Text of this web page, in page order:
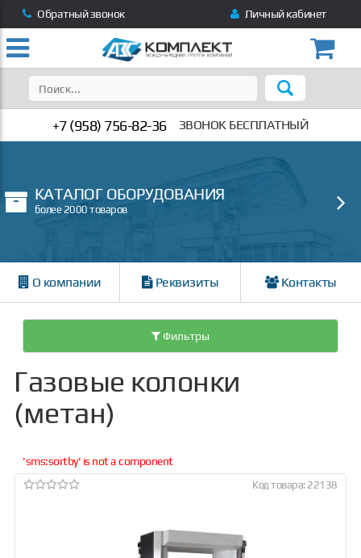
Обратный звонок Личный кабинет
+7 (958) 756-82-36 ЗВОНОК БЕСПЛАТНЫЙ
КАТАЛОГ ОБОРУДОВАНИЯ
более 2000 товаров
О компании Реквизиты Контакты
Фильтры
Газовые колонки
(метан)
'sms:sortby' is not a component
Код товара: 22138